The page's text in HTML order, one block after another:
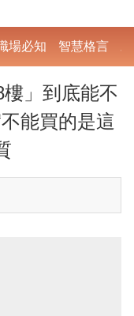
場必知 智慧格言
」到底能不
能買的是這